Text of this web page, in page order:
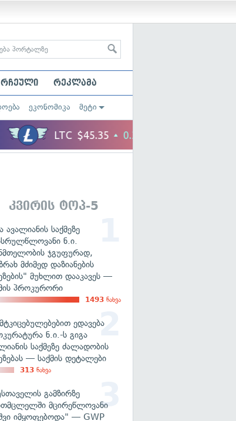
რჩეული რეკლამა
ეკონომიკა მეტი
კვირის ტოპ-5
ავალიანის საქმეზე
ნ.ი.
ჯგუფურად,
მძიმედ დაზიანების
მუხლით დააკავეს —
პროკურორი
1493 ნახვა
ედავება
ნ.ი.-ს გიგა
საქმეზე ძალადობის
— საქმის დეტალები
313 ნახვა
გამზირზე
მცირეწლოვანი
იმყოფებოდა" — GWP